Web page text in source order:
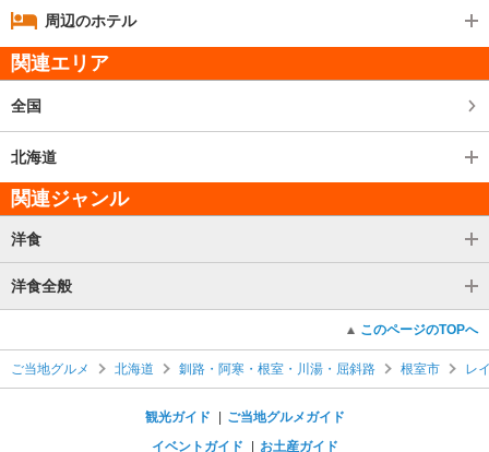
周辺のホテル
関連エリア
全国
北海道
関連ジャンル
洋食
洋食全般
このページのTOPへ
ご当地グルメ 北海道 釧路・阿寒・根室・川湯・屈斜路 根室市 レ
観光ガイド
ご当地グルメガイド
イベントガイド
お土産ガイド